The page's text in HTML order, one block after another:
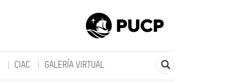
CIAC GALERÍA VIRTUAL